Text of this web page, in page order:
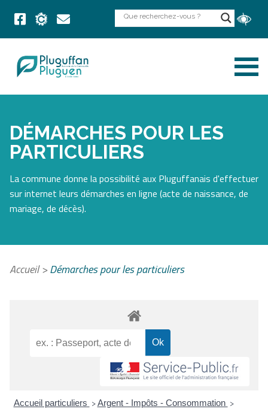
DÉMARCHES POUR LES
PARTICULIERS
La commune donne la possibilité aux Pluguffanais d'effectuer
sur internet leurs démarches en ligne (acte de naissance, de
mariage, de décès).
Accueil>Démarches pour les particuliers
Accueil particuliers > Argent - Impôts - Consommation >